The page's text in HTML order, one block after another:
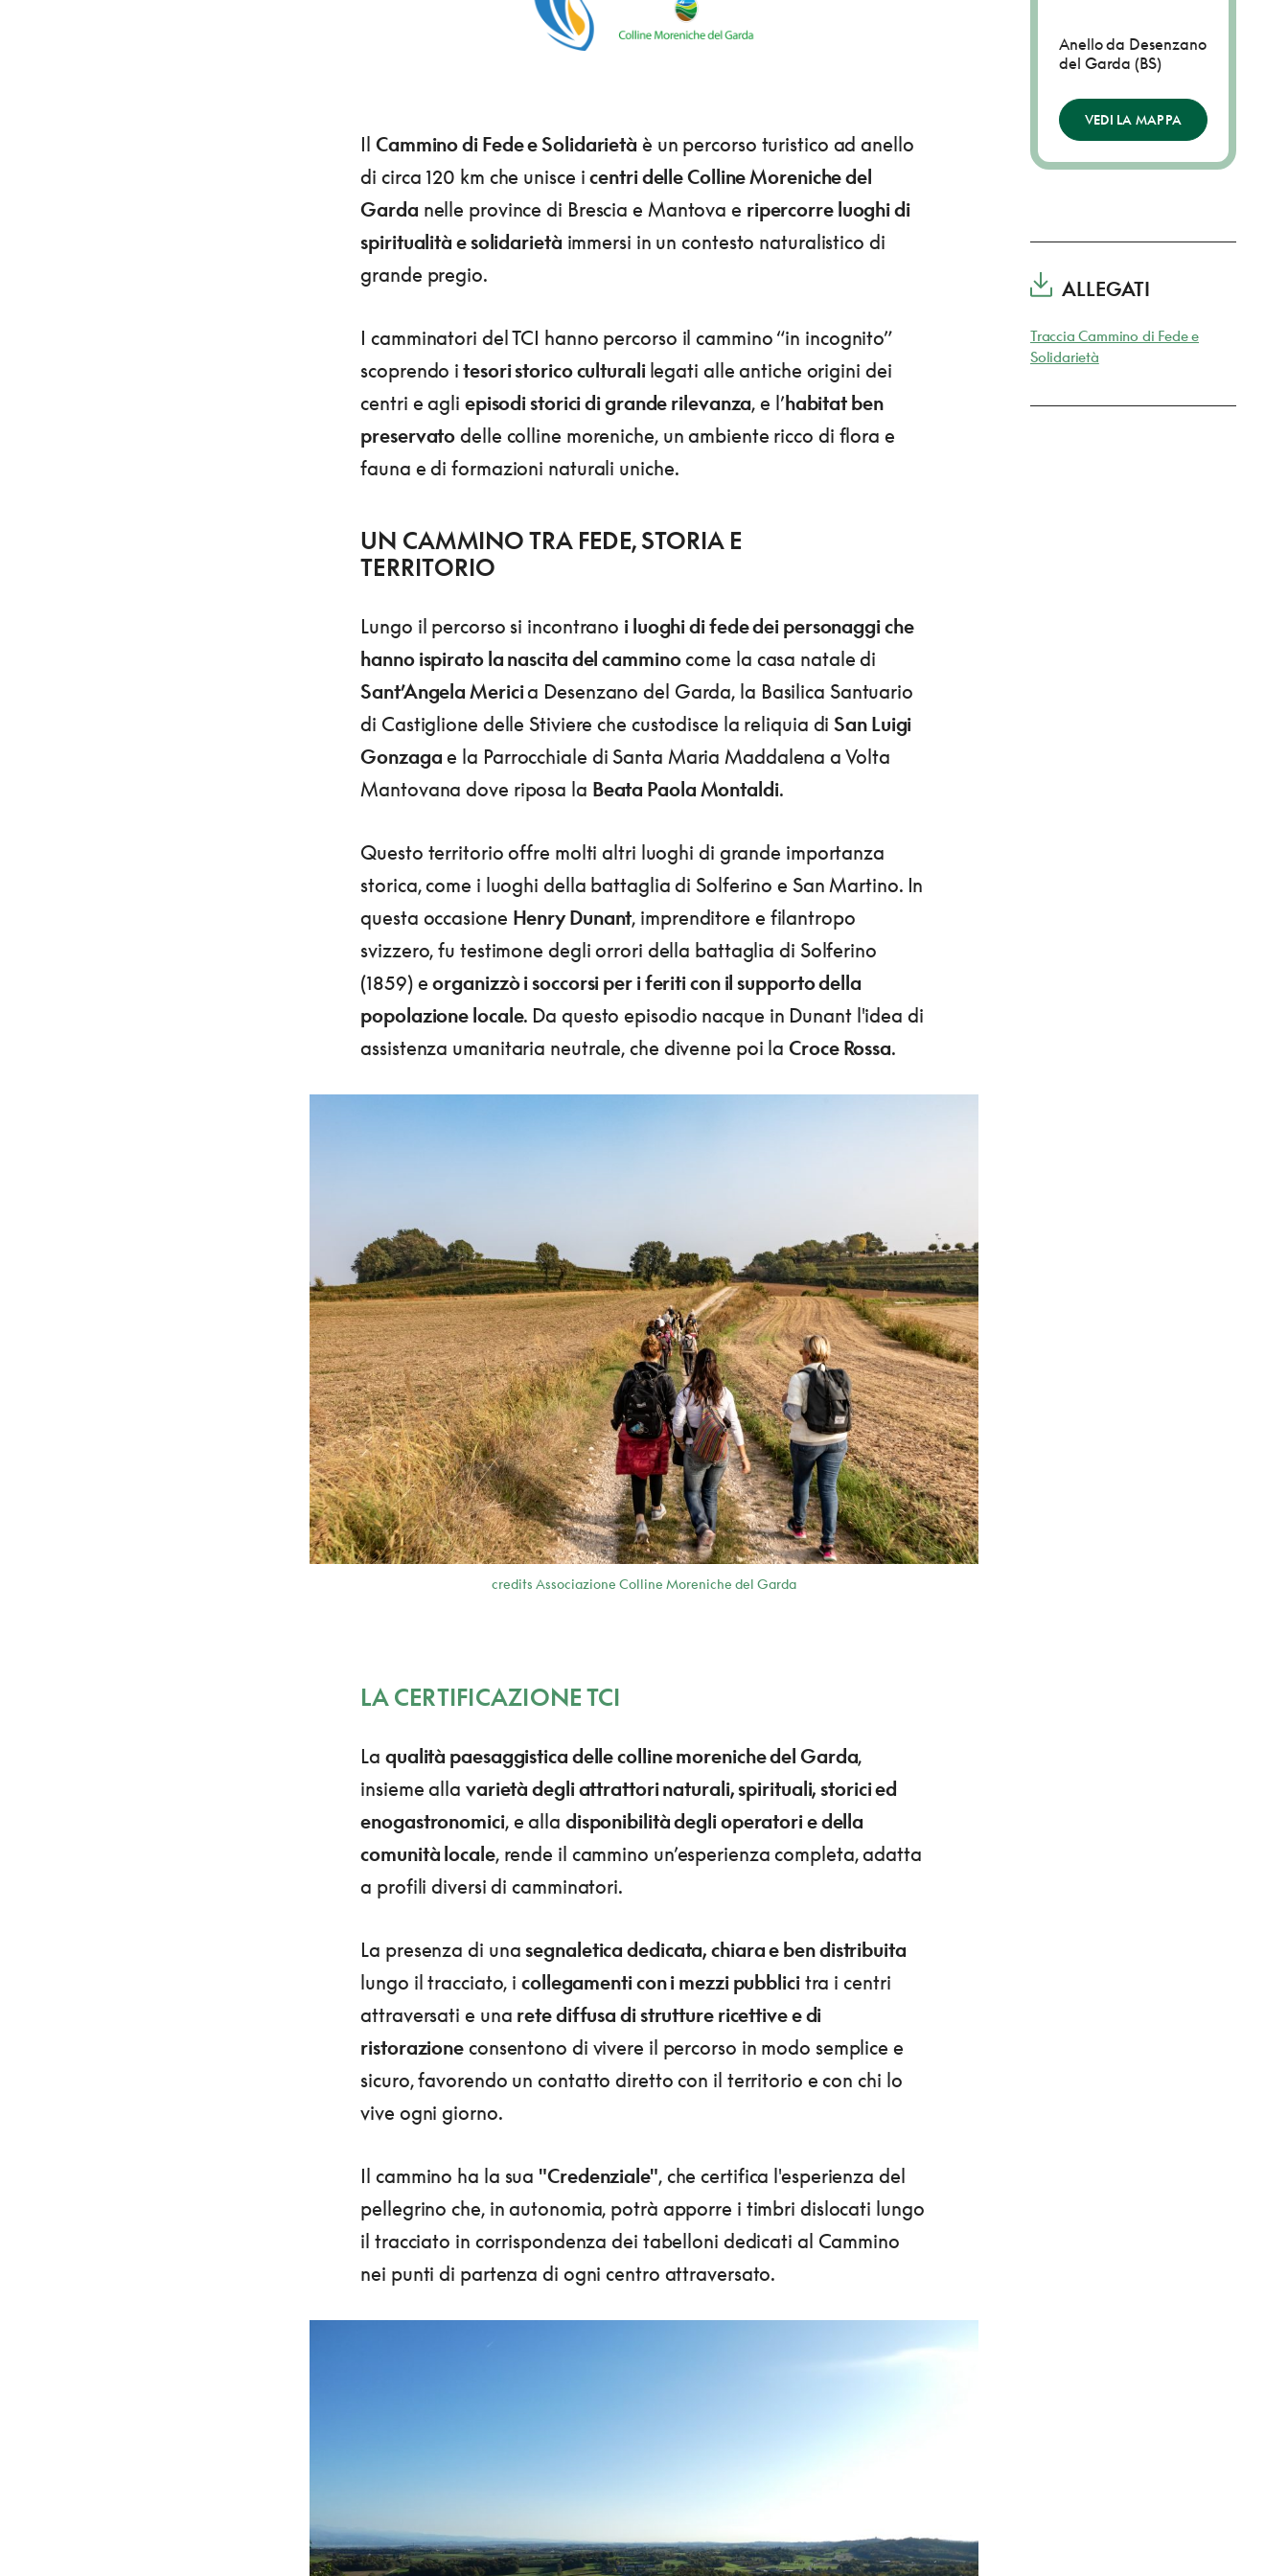
Il Cammino di Fede e Solidarietà è un percorso turistico ad anello
di circa 120 km che unisce icentri delle Colline Moreniche del
Garda nelle province di Brescia e Mantova e ripercorre luoghi di
spiritualità e solidarietà immersi in un contesto naturalistico di
grande pregio.
I camminatori del TCI hanno percorso il cammino “in incognito”
scoprendo i tesori storico culturali legati alle antiche origini dei
centri e agli episodi storici di grande rilevanza, e l’habitat ben
preservato delle colline moreniche, un ambiente ricco di flora e
fauna e di formazioni naturali uniche.
UN CAMMINO TRA FEDE, STORIA E
TERRITORIO
Lungo il percorso si incontrano i luoghi di fede dei personaggi che
hanno ispirato la nascita del camminocome la casa natale di
Sant’Angela Mericia Desenzano del Garda, la Basilica Santuario
di Castiglione delle Stiviere che custodisce la reliquia diSan Luigi
Gonzaga e la Parrocchiale di Santa Maria Maddalena a Volta
Mantovana dove riposa la Beata Paola Montaldi.
Questo territorio offre molti altri luoghi di grande importanza
storica, come i luoghi della battaglia di Solferino e San Martino. In
questa occasione Henry Dunant, imprenditore e filantropo
svizzero, fu testimone degli orrori della battaglia di Solferino
(1859) eorganizzò i soccorsi per i feriti con il supporto della
popolazione locale. Da questo episodio nacque in Dunant l'idea di
assistenza umanitaria neutrale, che divenne poi laCroce Rossa.
credits Associazione Colline Moreniche del Garda
LA CERTIFICAZIONE TCI
La qualità paesaggistica delle colline moreniche del Garda,
insieme alla varietà degli attrattori naturali, spirituali, storici ed
enogastronomici, e alla disponibilità degli operatori e della
comunità locale, rende il cammino un’esperienza completa, adatta
a profili diversi di camminatori.
La presenza di unasegnaletica dedicata, chiara e ben distribuita
lungo il tracciato, icollegamenti con i mezzi pubblicitra i centri
attraversati e una rete diffusa di strutture ricettive e di
ristorazione consentono di vivere il percorso in modo semplice e
sicuro, favorendo un contatto diretto con il territorio e con chi lo
vive ogni giorno.
Il cammino ha la sua "Credenziale", che certifica l'esperienza del
pellegrino che, in autonomia, potrà apporre i timbri dislocati lungo
il tracciato in corrispondenza dei tabelloni dedicati al Cammino
nei punti di partenza di ogni centro attraversato.
Anello da Desenzano
del Garda (BS)
VEDI LA MAPPA
ALLEGATI
Traccia Cammino di Fede e
Solidarietà